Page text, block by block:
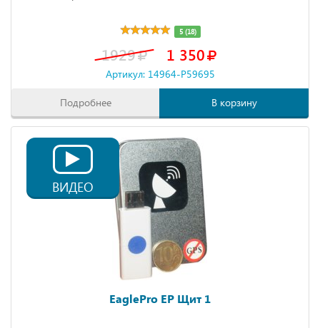
5 (18)
1929 1 350
Артикул: 14964-P59695
Подробнее В корзину
ВИДЕО
EaglePro EP Щит 1